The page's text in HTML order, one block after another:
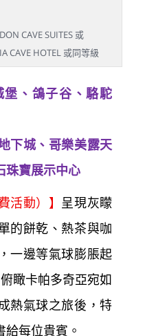
CAVE SUITES 或
CAVE HOTEL 或同等級
堡、鴿子谷、駱駝
下城、哥樂美露天
珠寶展示中心
活動）】 呈現灰矇
的餅乾、熱茶與咖
一邊等氣球膨脹起
瞰卡帕多奇亞宛如
熱氣球之旅後，特
每位貴賓。